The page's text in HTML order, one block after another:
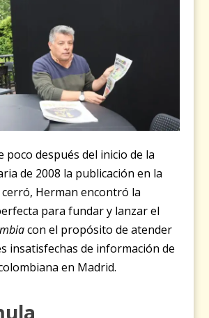
poco después del inicio de la
de 2008 la publicación en la
Herman encontró la
para fundar y lanzar el
con el propósito de atender
insatisfechas de información de
en Madrid.